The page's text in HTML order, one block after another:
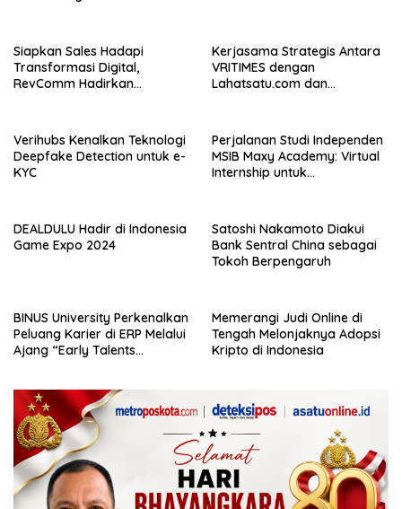
Siapkan Sales Hadapi
Transformasi Digital,
RevComm Hadirkan
Kerjasama Strategis Antara
VRITIMES dengan
Lahatsatu.com dan
Indonesia
Verihubs Kenalkan Teknologi
Deepfake Detection untuk e-
KYC
Perjalanan Studi Independen
MSIB Maxy Academy: Virtual
Internship untuk
DEALDULU Hadir di Indonesia
Game Expo 2024
Satoshi Nakamoto Diakui
Bank Sentral China sebagai
Tokoh Berpengaruh
BINUS University Perkenalkan
Peluang Karier di ERP Melalui
Ajang “Early Talents
Memerangi Judi Online di
Tengah Melonjaknya Adopsi
Kripto di Indonesia